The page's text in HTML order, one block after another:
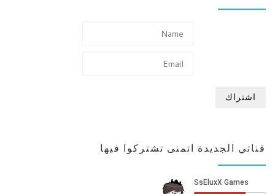
قناتي الجديدة اتمنى تشتركوا فيها